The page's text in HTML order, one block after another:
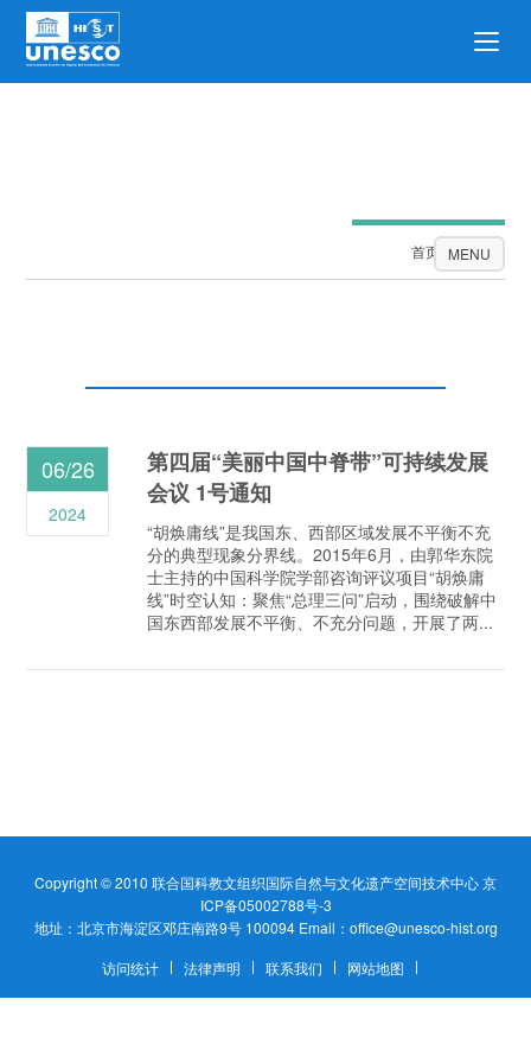
首页 公告栏
MENU
第四届“美丽中国中脊带”可持续发展
会议 1号通知
“胡焕庸线”是我国东、西部区域发展不平衡不充
分的典型现象分界线。2015年6月，由郭华东院
士主持的中国科学院学部咨询评议项目“胡焕庸
线”时空认知：聚焦“总理三问”启动，围绕破解中
国东西部发展不平衡、不充分问题，开展了两...
06/26
2024
Copyright © 2010 联合国科教文组织国际自然与文化遗产空间技术中心京
ICP备05002788号-3
地址：北京市海淀区邓庄南路9号 100094 Email：office@unesco-hist.org
访问统计
法律声明 联系我们 网站地图